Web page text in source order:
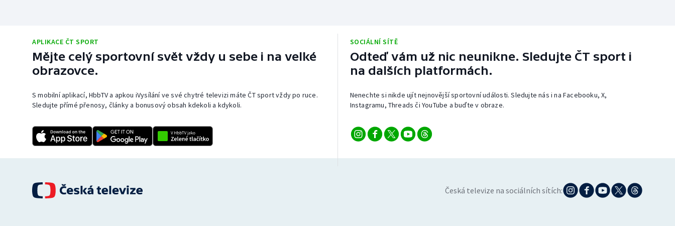
APLIKACE ČT SPORT
Mějte celý sportovní svět vždy u sebe i na velké
obrazovce.
S mobilní aplikací, HbbTV a apkou iVysílání ve své chytré televizi máte ČT sport vždy po ruce.
Sledujte přímé přenosy, články a bonusový obsah kdekoli a kdykoli.
SOCIÁLNÍ SÍTĚ
Odteď vám už nic neunikne. Sledujte ČT sport i
na dalších platformách.
Nenechte si nikde ujít nejnovější sportovní události. Sledujte nás i na Facebooku, X,
Instagramu, Threads či YouTube a buďte v obraze.
Česká televize na sociálních sítích: